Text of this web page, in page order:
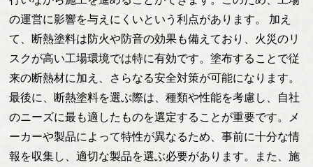
の運営に影響を与えにくいという利点があります。 加え
て、断熱塗料は防火や防音の効果も備えており、火災のリ
スクが高い工場環境では特に有効です。塗布することで従
来の断熱材に加え、さらなる安全対策が可能になります。
最後に、断熱塗料を選ぶ際は、種類や性能を考慮し、自社
のニーズに最も適したものを選定することが重要です。メ
ーカーや製品によって特性が異なるため、事前に十分な情
報を収集し、適切な製品を選ぶ必要があります。また、施